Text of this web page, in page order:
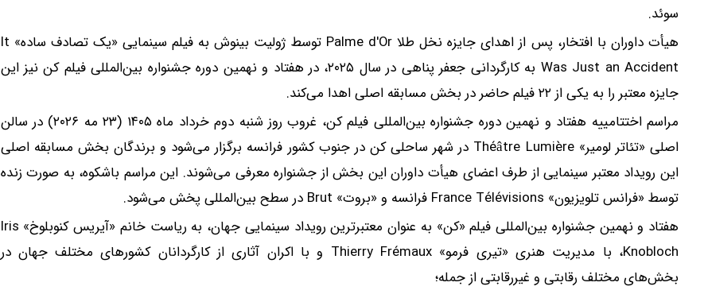
سوئد.
هیأت داوران با افتخار، پس از اهدای جایزه نخل طلا Palme d'Or توسط ژولیت بینوش به فیلم سینمایی «یک تصادف ساده» It
Was Just an Accident به کارگردانی جعفر پناهی در سال ۲۰۲۵، در هفتاد و نهمین دوره جشنواره بین‌المللی فیلم کن نیز این
جایزه معتبر را به یکی از ۲۲ فیلم حاضر در بخش مسابقه اصلی اهدا می‌کند.
مراسم اختتامییه هفتاد و نهمین دوره جشنواره بین‌المللی فیلم کن، غروب روز شنبه دوم خرداد ماه ۱۴۰۵ (۲۳ مه ۲۰۲۶) در سالن
اصلی «تئاتر لومیر» Théâtre Lumière در شهر ساحلی کن در جنوب کشور فرانسه برگزار می‌شود و برندگان بخش مسابقه اصلی
این رویداد معتبر سینمایی از طرف اعضای هیأت داوران این بخش از جشنواره معرفی می‌شوند. این مراسم باشکوه، به صورت زنده
توسط «فرانس تلویزیون» France Télévisions فرانسه و «بروت» Brut در سطح بین‌المللی پخش می‌شود.
هفتاد و نهمین جشنواره بین‌المللی فیلم «کن» به عنوان معتبرترین رویداد سینمایی جهان، به ریاست خانم «آیریس کنوبلوخ» Iris
Knobloch، با مدیریت هنری «تیری فرمو» Thierry Frémaux و با اکران آثاری از کارگردانان کشورهای مختلف جهان در
بخش‌های مختلف رقابتی و غیررقابتی از جمله؛